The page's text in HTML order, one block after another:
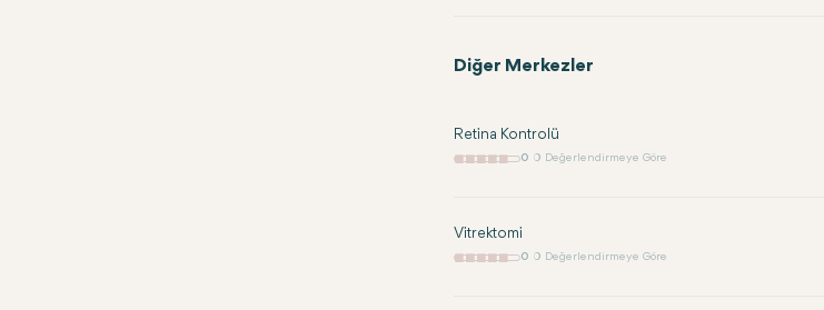
Diğer Merkezler
Retina Kontrolü
0 0 Değerlendirmeye Göre
Vitrektomi
0 0 Değerlendirmeye Göre